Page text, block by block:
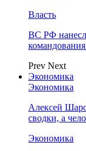
Власть
ВС РФ
Prev Next
Экономика
Экономика
Алексей
сводки, а
Экономика